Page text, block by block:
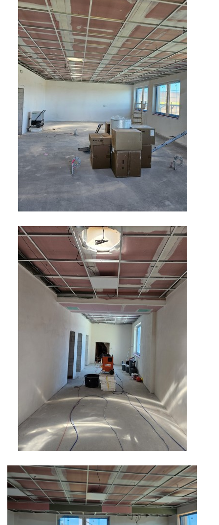
Základní škola, Zbraslav, okres Brno-venkov, příspěvková
organizace, IČ: 70994099
Komenského 280
Zbraslav
PSČ 664 84
Škola: 546 453 183, mobil 739 666 402, Družina: 732 246 380, Jídelna:
606 946 586, datová schránka: 2hgmui6
zszbraslav@zszbraslav.cz
© 2026 eStránky.cz